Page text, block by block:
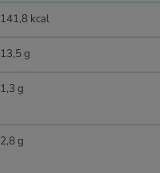
141,8 kcal
13,5 g
1,3 g
2,8 g